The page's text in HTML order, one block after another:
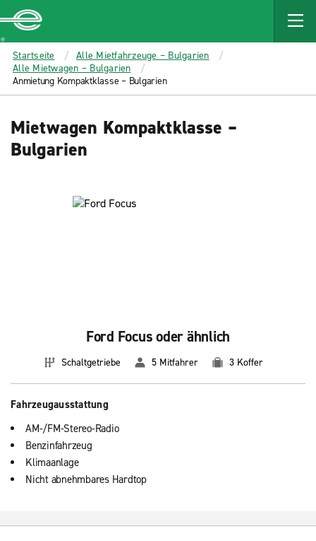
MAIN
CONTENT
Enterprise
Startseite
Alle Mietfahrzeuge – Bulgarien
Alle Mietwagen – Bulgarien
Anmietung Kompaktklasse – Bulgarien
Mietwagen Kompaktklasse –
Bulgarien
Ford Focus oder ähnlich
Schaltgetriebe 5 Mitfahrer 3 Koffer
Fahrzeugausstattung
AM-/FM-Stereo-Radio
Benzinfahrzeug
Klimaanlage
Nicht abnehmbares Hardtop